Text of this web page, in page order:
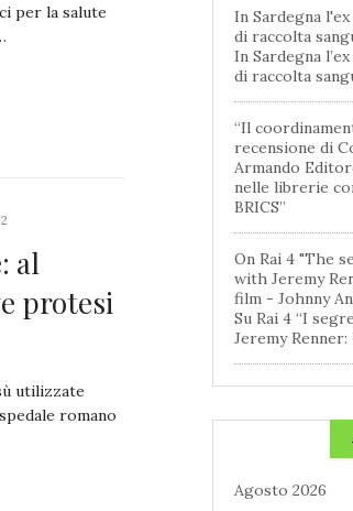
per la salute
al
protesi
utilizzate
romano
In Sardegna
di raccolta
In Sardegna
di raccolta
“Il
recensione di
Armando
nelle librerie
BRICS”
On Rai 4 "The
with Jeremy
film - Johnny
Su Rai 4 “I
Jeremy
Agosto 2026